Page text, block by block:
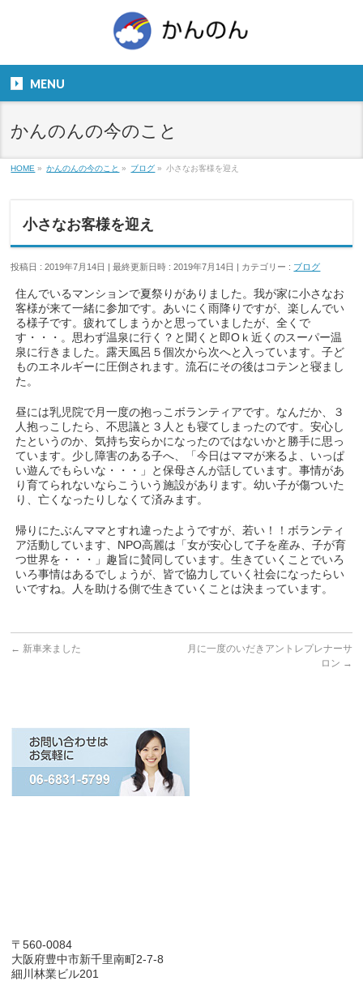
９：００～１８：００
MENU
かんのんの今のこと
HOME » かんのんの今のこと » ブログ » 小さなお客様を迎え
小さなお客様を迎え
投稿日 : 2019年7月14日 最終更新日時 : 2019年7月14日 カテゴリー : ブログ
住んでいるマンションで夏祭りがありました。我が家に小さなお
客様が来て一緒に参加です。あいにく雨降りですが、楽しんでい
る様子です。疲れてしまうかと思っていましたが、全くで
す・・・。思わず温泉に行く？と聞くと即Oｋ近くのスーパー温
泉に行きました。露天風呂５個次から次へと入っています。子ど
ものエネルギーに圧倒されます。流石にその後はコテンと寝まし
た。
昼には乳児院で月一度の抱っこボランティアです。なんだか、３
人抱っこしたら、不思議と３人とも寝てしまったのです。安心し
たというのか、気持ち安らかになったのではないかと勝手に思っ
ています。少し障害のある子へ、「今日はママが来るよ、いっぱ
い遊んでもらいな・・・」と保母さんが話しています。事情があ
り育てられないならこういう施設があります。幼い子が傷ついた
り、亡くなったりしなくて済みます。
帰りにたぶんママとすれ違ったようですが、若い！！ボランティ
ア活動しています、NPO高麗は「女が安心して子を産み、子が育
つ世界を・・・」趣旨に賛同しています。生きていくことでいろ
いろ事情はあるでしょうが、皆で協力していく社会になったらい
いですね。人を助ける側で生きていくことは決まっています。
← 新車来ました
月に一度のいだきアントレプレナーサ
ロン →
〒560-0084
大阪府豊中市新千里南町2-7-8
細川林業ビル201